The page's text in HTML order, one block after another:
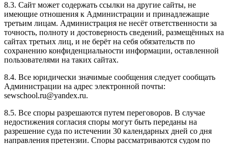
8.3. Сайт может содержать ссылки на другие сайты, не
имеющие отношения к Администрации и принадлежащие
третьим лицам. Администрация не несёт ответственности за
точность, полноту и достоверность сведений, размещённых на
сайтах третьих лиц, и не берёт на себя обязательств по
сохранению конфиденциальности информации, оставленной
пользователями на таких сайтах.
8.4. Все юридически значимые сообщения следует сообщать
Администрации на адрес электронной почты:
sewschool.ru@yandex.ru.
8.5. Все споры разрешаются путем переговоров. В случае
недостижения согласия споры могут быть переданы на
разрешение суда по истечении 30 календарных дней со дня
направления претензии. Споры рассматриваются судом по